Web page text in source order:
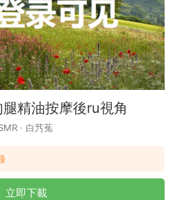
精油按摩後ru視角
· 白艿菟
立即下載